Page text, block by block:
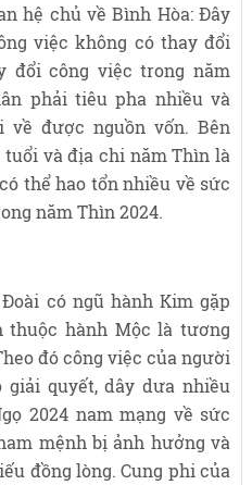
hệ chủ về Bình Hòa: Đây
việc không có thay đổi
đổi công việc trong năm
phải tiêu pha nhiều và
được nguồn vốn. Bên
và địa chi năm Thìn là
thể hao tổn nhiều về sức
năm Thìn 2024.
có ngũ hành Kim gặp
thuộc hành Mộc là tương
đó công việc của người
giải quyết, dây dưa nhiều
2024 nam mạng về sức
mệnh bị ảnh hưởng và
đồng lòng. Cung phi của